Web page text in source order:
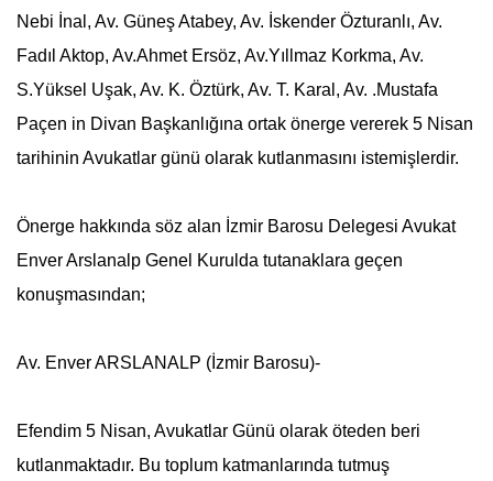
Nebi İnal, Av. Güneş Atabey, Av. İskender Özturanlı, Av.
Fadıl Aktop, Av.Ahmet Ersöz, Av.Yıllmaz Korkma, Av.
S.Yüksel Uşak, Av. K. Öztürk, Av. T. Karal, Av. .Mustafa
Paçen in Divan Başkanlığına ortak önerge vererek 5 Nisan
tarihinin Avukatlar günü olarak kutlanmasını istemişlerdir.
Önerge hakkında söz alan İzmir Barosu Delegesi Avukat
Enver Arslanalp Genel Kurulda tutanaklara geçen
konuşmasından;
Av. Enver ARSLANALP (İzmir Barosu)-
Efendim 5 Nisan, Avukatlar Günü olarak öteden beri
kutlanmaktadır. Bu toplum katmanlarında tutmuş